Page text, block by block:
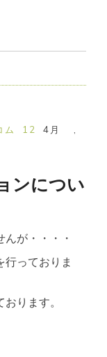
ム 12 4月
ンについ
が・・・・
っておりま
ります。